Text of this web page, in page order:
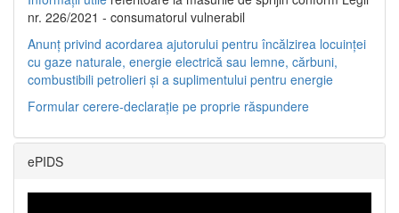
nr. 226/2021 - consumatorul vulnerabil
Anunț privind acordarea ajutorului pentru încălzirea locuinței
cu gaze naturale, energie electrică sau lemne, cărbuni,
combustibili petrolieri și a suplimentului pentru energie
Formular cerere-declarație pe proprie răspundere
ePIDS